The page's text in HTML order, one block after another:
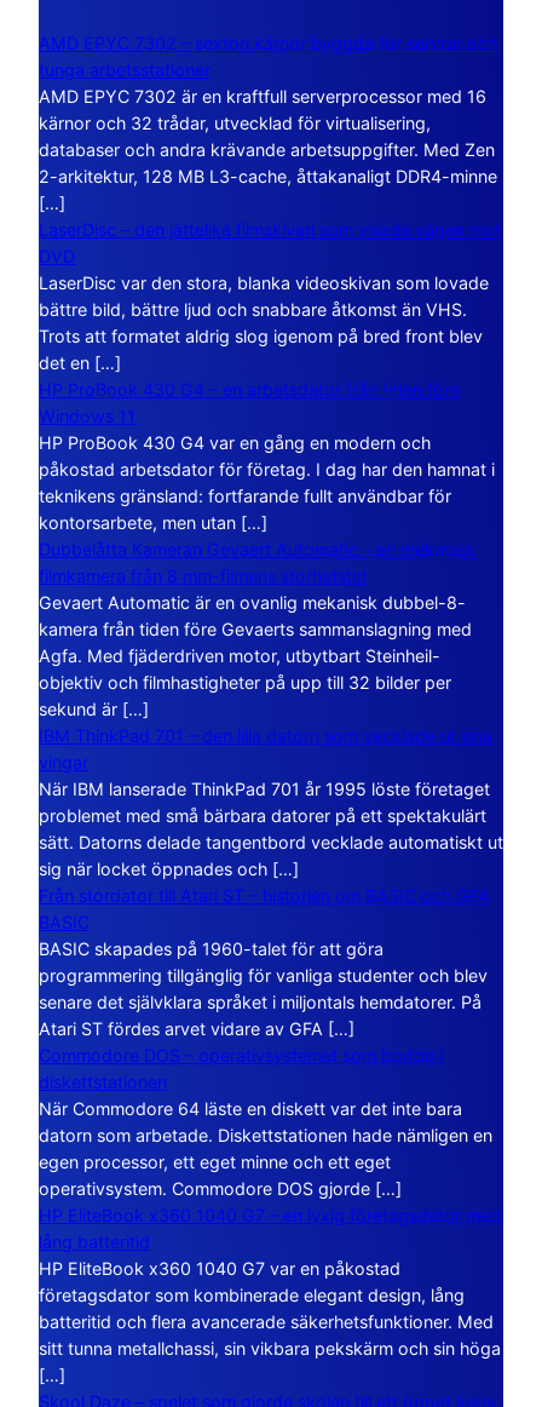
AMD EPYC 7302 – sexton kärnor byggda för servrar och
tunga arbetsstationer
AMD EPYC 7302 är en kraftfull serverprocessor med 16
kärnor och 32 trådar, utvecklad för virtualisering,
databaser och andra krävande arbetsuppgifter. Med Zen
2-arkitektur, 128 MB L3-cache, åttakanaligt DDR4-minne
[…]
LaserDisc – den jättelika filmskivan som visade vägen mot
DVD
LaserDisc var den stora, blanka videoskivan som lovade
bättre bild, bättre ljud och snabbare åtkomst än VHS.
Trots att formatet aldrig slog igenom på bred front blev
det en […]
HP ProBook 430 G4 – en arbetsdator från tiden före
Windows 11
HP ProBook 430 G4 var en gång en modern och
påkostad arbetsdator för företag. I dag har den hamnat i
teknikens gränsland: fortfarande fullt användbar för
kontorsarbete, men utan […]
Dubbelåtta Kameran Gevaert Automatic – en mekanisk
filmkamera från 8 mm-filmens storhetstid
Gevaert Automatic är en ovanlig mekanisk dubbel-8-
kamera från tiden före Gevaerts sammanslagning med
Agfa. Med fjäderdriven motor, utbytbart Steinheil-
objektiv och filmhastigheter på upp till 32 bilder per
sekund är […]
IBM ThinkPad 701 – den lilla datorn som vecklade ut sina
vingar
När IBM lanserade ThinkPad 701 år 1995 löste företaget
problemet med små bärbara datorer på ett spektakulärt
sätt. Datorns delade tangentbord vecklade automatiskt ut
sig när locket öppnades och […]
Från stordator till Atari ST – historien om BASIC och GFA
BASIC
BASIC skapades på 1960-talet för att göra
programmering tillgänglig för vanliga studenter och blev
senare det självklara språket i miljontals hemdatorer. På
Atari ST fördes arvet vidare av GFA […]
Commodore DOS – operativsystemet som bodde i
diskettstationen
När Commodore 64 läste en diskett var det inte bara
datorn som arbetade. Diskettstationen hade nämligen en
egen processor, ett eget minne och ett eget
operativsystem. Commodore DOS gjorde […]
HP EliteBook x360 1040 G7 – en lyxig företagsdator med
lång batteritid
HP EliteBook x360 1040 G7 var en påkostad
företagsdator som kombinerade elegant design, lång
batteritid och flera avancerade säkerhetsfunktioner. Med
sitt tunna metallchassi, sin vikbara pekskärm och sin höga
[…]
Skool Daze – spelet som gjorde skolan till ett öppet kaos